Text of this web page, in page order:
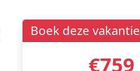
Boek deze vakantie
€759